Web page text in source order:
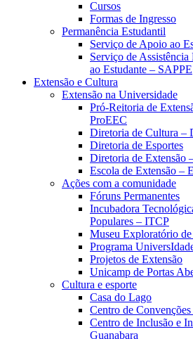
Cursos
Formas de Ingresso
Permanência Estudantil
Serviço de Apoio ao
Serviço de
ao Estudante – SAPPE
Extensão e Cultura
Extensão na Universidade
Pró-Reitoria de
ProEEC
Diretoria de Cultura –
Diretoria de Esportes
Diretoria de Extensão
Escola de Extensão –
Ações com a comunidade
Fóruns Permanentes
Incubadora
Populares – ITCP
Museu Exploratório
Programa
Projetos de Extensão
Unicamp de Portas
Cultura e esporte
Casa do Lago
Centro de
Centro de Inclusão e
Guanabara